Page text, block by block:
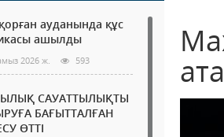
ауданында құс
ашылды
2026 ж. 593
САУАТТЫЛЫҚТЫ
БАҒЫТТАЛҒАН
ӨТТІ